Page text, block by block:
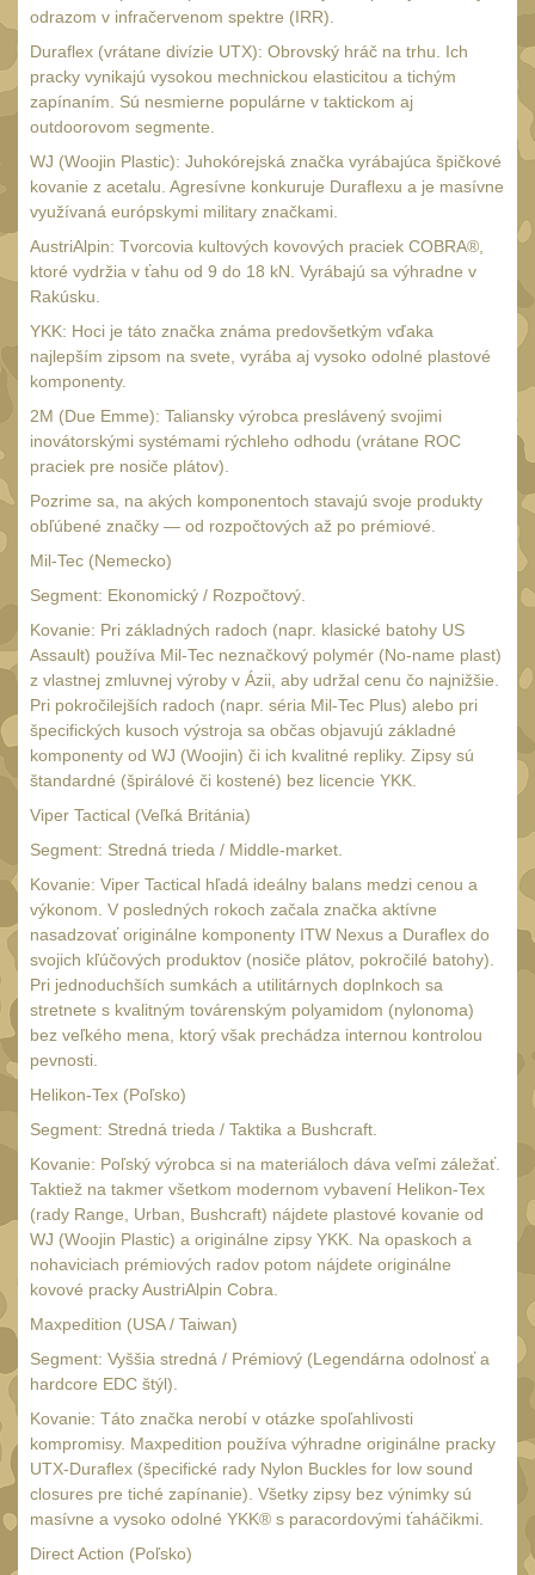
vaky 18
Adaptéry
Taktická pera5
Láhve 16
Lékárničky 17
Na přežití
Darčekové poukazy
Ostatní 43
NOŽE A MULTITOOLY
s čepeľou do 7 cm 15
s čepeľou 8-9 cm
s čepeľou 10-11 cm 27
s čepeľou 15-16 cm11
s čepeľou od 17 cm 12
Zatváracie nože60
S pevnou čepeľou64
Motýlikové nože
Tréningové cvičné
nože
Farebné nože38
Nože na krk
Záchranárske nože 36
Nože na prežitie6
Multitooly
Doplnky 8
odrazom v infračervenom spektre (IRR).
Duraflex (vrátane divízie UTX): Obrovský hráč na trhu. Ich
pracky vynikajú vysokou mechnickou elasticitou a tichým
zapínaním. Sú nesmierne populárne v taktickom aj
outdoorovom segmente.
WJ (Woojin Plastic): Juhokórejská značka vyrábajúca špičkové
kovanie z acetalu. Agresívne konkuruje Duraflexu a je masívne
využívaná európskymi military značkami.
AustriAlpin: Tvorcovia kultových kovových praciek COBRA®,
ktoré vydržia v ťahu od 9 do 18 kN. Vyrábajú sa výhradne v
Rakúsku.
YKK: Hoci je táto značka známa predovšetkým vďaka
najlepším zipsom na svete, vyrába aj vysoko odolné plastové
komponenty.
2M (Due Emme): Taliansky výrobca preslávený svojimi
inovátorskými systémami rýchleho odhodu (vrátane ROC
praciek pre nosiče plátov).
Pozrime sa, na akých komponentoch stavajú svoje produkty
obľúbené značky — od rozpočtových až po prémiové.
Mil-Tec (Nemecko)
Segment: Ekonomický / Rozpočtový.
Kovanie: Pri základných radoch (napr. klasické batohy US
Assault) používa Mil-Tec neznačkový polymér (No-name plast)
z vlastnej zmluvnej výroby v Ázii, aby udržal cenu čo najnižšie.
Pri pokročilejších radoch (napr. séria Mil-Tec Plus) alebo pri
špecifických kusoch výstroja sa občas objavujú základné
komponenty od WJ (Woojin) či ich kvalitné repliky. Zipsy sú
štandardné (špirálové či kostené) bez licencie YKK.
Viper Tactical (Veľká Británia)
Segment: Stredná trieda / Middle-market.
Kovanie: Viper Tactical hľadá ideálny balans medzi cenou a
výkonom. V posledných rokoch začala značka aktívne
nasadzovať originálne komponenty ITW Nexus a Duraflex do
svojich kľúčových produktov (nosiče plátov, pokročilé batohy).
Pri jednoduchších sumkách a utilitárnych doplnkoch sa
stretnete s kvalitným továrenským polyamidom (nylonoma)
bez veľkého mena, ktorý však prechádza internou kontrolou
pevnosti.
Helikon-Tex (Poľsko)
Segment: Stredná trieda / Taktika a Bushcraft.
Kovanie: Poľský výrobca si na materiáloch dáva veľmi záležať.
Taktiež na takmer všetkom modernom vybavení Helikon-Tex
(rady Range, Urban, Bushcraft) nájdete plastové kovanie od
WJ (Woojin Plastic) a originálne zipsy YKK. Na opaskoch a
nohaviciach prémiových radov potom nájdete originálne
kovové pracky AustriAlpin Cobra.
Maxpedition (USA / Taiwan)
Segment: Vyššia stredná / Prémiový (Legendárna odolnosť a
hardcore EDC štýl).
Kovanie: Táto značka nerobí v otázke spoľahlivosti
kompromisy. Maxpedition používa výhradne originálne pracky
UTX-Duraflex (špecifické rady Nylon Buckles for low sound
closures pre tiché zapínanie). Všetky zipsy bez výnimky sú
masívne a vysoko odolné YKK® s paracordovými ťaháčikmi.
Direct Action (Poľsko)